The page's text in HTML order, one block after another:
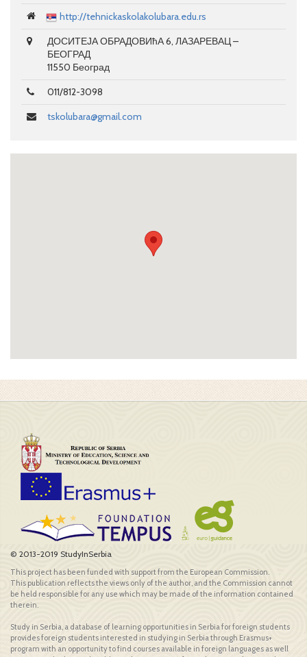
http://tehnickaskolakolubara.edu.rs
ДОСИТЕЈА ОБРАДОВИћА 6, ЛАЗАРЕВАЦ –
БЕОГРАД
11550 Београд
011/812-3098
tskolubara@gmail.com
© 2013-2019 StudyInSerbia
This project has been funded with support from the European Commission.
This publication reflects the views only of the author, and the Commission cannot
be held responsible for any use which may be made of the information contained
therein.
Study in Serbia, a database of learning opportunities in Serbia for foreign students
provides foreign students interested in studying in Serbia through Erasmus+
program with an opportunity to find courses available in foreign languages as well